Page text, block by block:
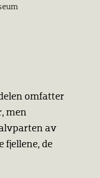
omfatter
men
av
fjellene, de